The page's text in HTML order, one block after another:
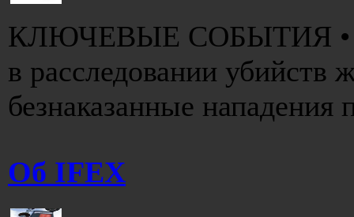
КЛЮЧЕВЫЕ СОБЫТИЯ •
в расследовании убийств
безнаказанные
Об IFEX